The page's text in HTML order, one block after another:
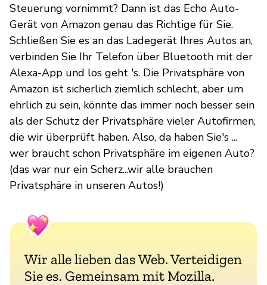
Steuerung vornimmt? Dann ist das Echo Auto-
Gerät von Amazon genau das Richtige für Sie.
Schließen Sie es an das Ladegerät Ihres Autos an,
verbinden Sie Ihr Telefon über Bluetooth mit der
Alexa-App und los geht 's. Die Privatsphäre von
Amazon ist sicherlich ziemlich schlecht, aber um
ehrlich zu sein, könnte das immer noch besser sein
als der Schutz der Privatsphäre vieler Autofirmen,
die wir überprüft haben. Also, da haben Sie's ...
wer braucht schon Privatsphäre im eigenen Auto?
(das war nur ein Scherz...wir alle brauchen
Privatsphäre in unseren Autos!)
Wir alle lieben das Web. Verteidigen
Sie es. Gemeinsam mit Mozilla.